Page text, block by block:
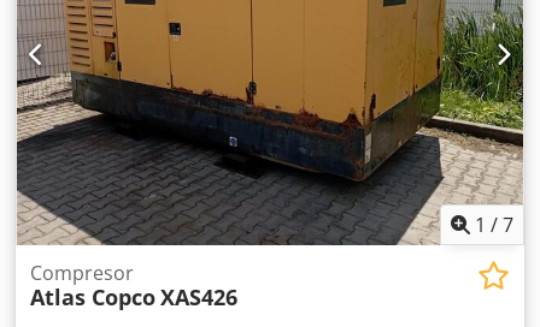
máquina
1 /7
Compresor
Atlas CopcoXAS426